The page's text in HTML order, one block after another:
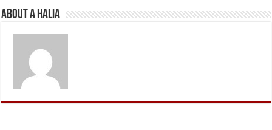
About A Halia